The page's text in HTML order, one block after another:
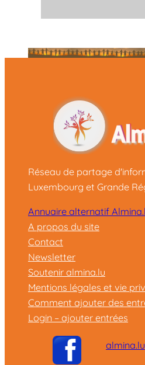
Réseau de partage
Luxembourg et Grande
Annuaire alternatif
A propos du site
Contact
Newsletter
Soutenir almina.lu
Mentions légales et vie
Comment ajouter des
Login – ajouter entrées
almina.lu